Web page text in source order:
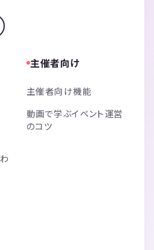
主催者向け
主催者向け機能
動画で学ぶイベント運営
のコツ